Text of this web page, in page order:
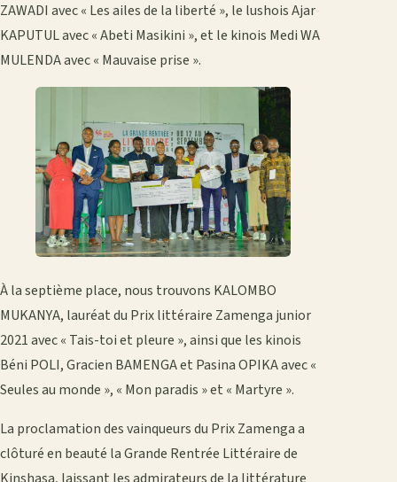
ZAWADI avec « Les ailes de la liberté », le lushois Ajar
KAPUTUL avec « Abeti Masikini », et le kinois Medi WA
MULENDA avec « Mauvaise prise ».
À la septième place, nous trouvons KALOMBO
MUKANYA, lauréat du Prix littéraire Zamenga junior
2021 avec « Tais-toi et pleure », ainsi que les kinois
Béni POLI, Gracien BAMENGA et Pasina OPIKA avec «
Seules au monde », « Mon paradis » et « Martyre ».
La proclamation des vainqueurs du Prix Zamenga a
clôturé en beauté la Grande Rentrée Littéraire de